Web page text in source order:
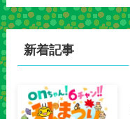
新着記事